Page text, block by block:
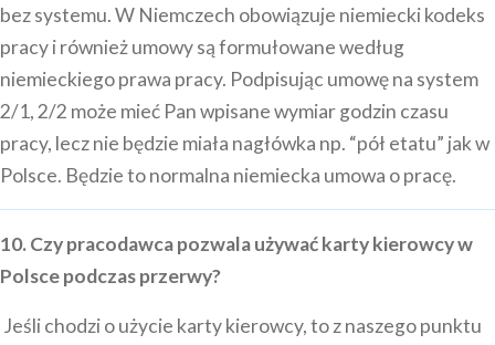
bez systemu. W Niemczech obowiązuje niemiecki kodeks
pracy i również umowy są formułowane według
niemieckiego prawa pracy. Podpisując umowę na system
2/1, 2/2 może mieć Pan wpisane wymiar godzin czasu
pracy, lecz nie będzie miała nagłówka np. “pół etatu” jak w
Polsce. Będzie to normalna niemiecka umowa o pracę.
10. Czy pracodawca pozwala używać karty kierowcy w
Polsce podczas przerwy?
Jeśli chodzi o użycie karty kierowcy, to z naszego punktu